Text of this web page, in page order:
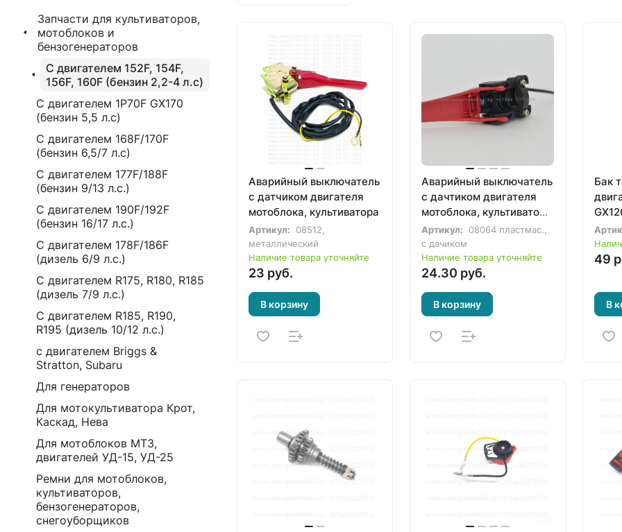
Аварийный выключатель
с датчиком двигателя
мотоблока, культиватора
Артикул:
08512,
металлический
Наличие товара уточняйте
23 руб.
В корзину
Аварийный выключатель
с дачтиком двигателя
мотоблока, культиватора
(1670000-0018)
Артикул:
08064 пластмас.,
с дачиком
Наличие товара уточняйте
24.30 руб.
В корзину
Бак
49
В
Запчасти для культиваторов,
мотоблоков и
бензогенераторов
С двигателем 152F, 154F,
156F, 160F (бензин 2,2-4 л.с)
С двигателем 1P70F GX170
(бензин 5,5 л.с)
С двигателем 168F/170F
(бензин 6,5/7 л.с)
С двигателем 177F/188F
(бензин 9/13 л.с.)
С двигателем 190F/192F
(бензин 16/17 л.с.)
С двигателем 178F/186F
(дизель 6/9 л.с.)
С двигателем R175, R180, R185
(дизель 7/9 л.с.)
С двигателем R185, R190,
R195 (дизель 10/12 л.с.)
с двигателем Briggs &
Stratton, Subaru
Для генераторов
Для мотокультиватора Крот,
Каскад, Нева
Для мотоблоков МТЗ,
двигателей УД-15, УД-25
Ремни для мотоблоков,
культиваторов,
бензогенераторов,
снегоуборщиков